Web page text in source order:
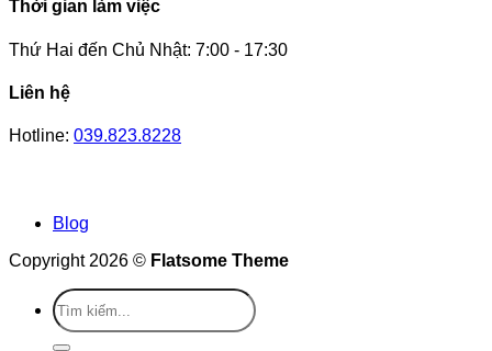
Thời gian làm việc
Thứ Hai đến Chủ Nhật: 7:00 - 17:30
Liên hệ
Hotline: 039.823.8228
Blog
Copyright 2026 © Flatsome Theme